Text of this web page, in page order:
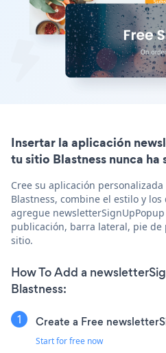
Insertar la aplicación
tu sitio Blastness nunca
Cree su aplicación
Blastness, combine el estilo y
agregue
publicación, barra lateral, pie de
sitio.
How To Add a
Blastness:
Create a Free
Start for free now